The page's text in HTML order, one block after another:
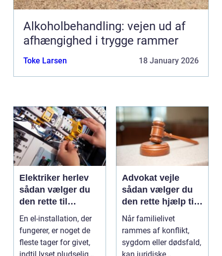
Alkoholbehandling: vejen ud af
afhængighed i trygge rammer
Toke Larsen 18 January 2026
Elektriker herlev
sådan vælger du
den rette til
opgaven
En el-installation, der
fungerer, er noget de
fleste tager for givet,
Advokat vejle
sådan vælger du
den rette hjælp til
familien
Når familielivet
rammes af konflikt,
sygdom eller dødsfald,